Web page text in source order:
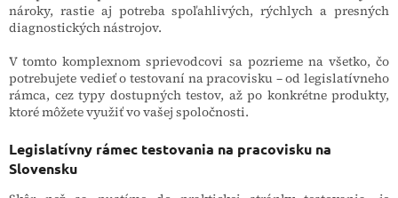
nároky, rastie aj potreba spoľahlivých, rýchlych a presných
diagnostických nástrojov.
V tomto komplexnom sprievodcovi sa pozrieme na všetko, čo
potrebujete vedieť o testovaní na pracovisku – od legislatívneho
rámca, cez typy dostupných testov, až po konkrétne produkty,
ktoré môžete využiť vo vašej spoločnosti.
Legislatívny rámec testovania na pracovisku na
Slovensku